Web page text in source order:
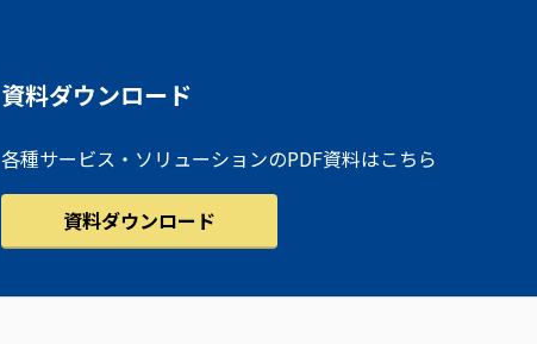
資料ダウンロード
各種サービス・ソリューションのPDF資料はこちら
資料ダウンロード